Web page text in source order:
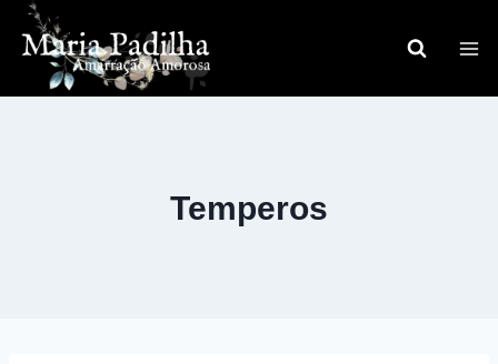
Pular
para
Conteúdo
Temperos